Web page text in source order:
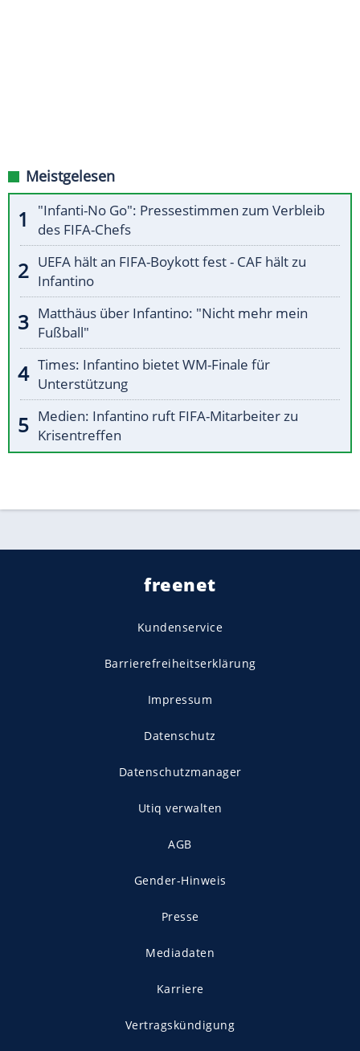
Meistgelesen
"Infanti-No Go": Pressestimmen zum Verbleib
des FIFA-Chefs
UEFA hält an FIFA-Boykott fest - CAF hält zu
Infantino
Matthäus über Infantino: "Nicht mehr mein
Fußball"
Times: Infantino bietet WM-Finale für
Unterstützung
Medien: Infantino ruft FIFA-Mitarbeiter zu
Krisentreffen
freenet
Kundenservice
Barrierefreiheitserklärung
Impressum
Datenschutz
Datenschutzmanager
Utiq verwalten
AGB
Gender-Hinweis
Presse
Mediadaten
Karriere
Vertragskündigung